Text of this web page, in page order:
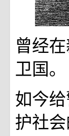
曾经
卫国。
如今
护社会